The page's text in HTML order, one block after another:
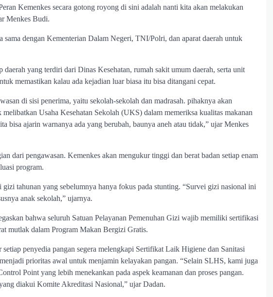
Kemenkes secara gotong royong di sini adalah nanti kita akan melakukan
Menkes Budi.
dengan Kementerian Dalam Negeri, TNI/Polri, dan aparat daerah untuk
yang terdiri dari Dinas Kesehatan, rumah sakit umum daerah, serta unit
memastikan kalau ada kejadian luar biasa itu bisa ditangani cepat.
di sisi penerima, yaitu sekolah-sekolah dan madrasah. pihaknya akan
Usaha Kesehatan Sekolah (UKS) dalam memeriksa kualitas makanan
bisa ajarin warnanya ada yang berubah, baunya aneh atau tidak,” ujar Menkes
dari pengawasan. Kemenkes akan mengukur tinggi dan berat badan setiap enam
program.
tahunan yang sebelumnya hanya fokus pada stunting. “Survei gizi nasional ini
anak sekolah,” ujarnya.
bahwa seluruh Satuan Pelayanan Pemenuhan Gizi wajib memiliki sertifikasi
mutlak dalam Program Makan Bergizi Gratis.
penyedia pangan segera melengkapi Sertifikat Laik Higiene dan Sanitasi
prioritas awal untuk menjamin kelayakan pangan. “Selain SLHS, kami juga
Point yang lebih menekankan pada aspek keamanan dan proses pangan.
diakui Komite Akreditasi Nasional,” ujar Dadan.